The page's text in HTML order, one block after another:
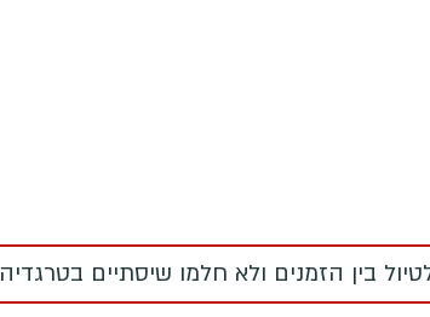
בין הזמנים ולא חלמו שיסתיים בטרגדיה